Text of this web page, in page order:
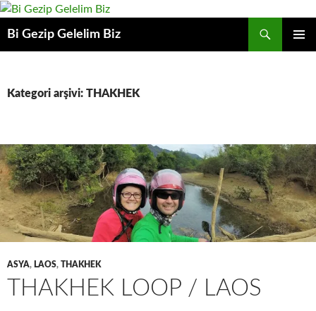
Bi Gezip Gelelim Biz
Kategori arşivi: THAKHEK
ASYA, LAOS, THAKHEK
THAKHEK LOOP / LAOS